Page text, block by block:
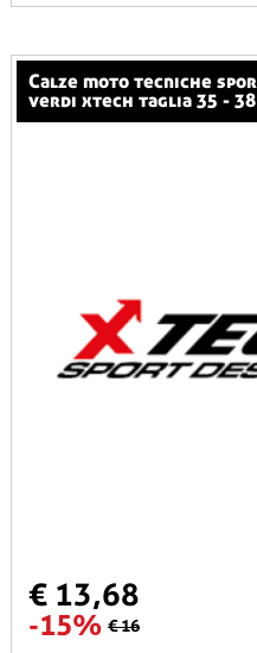
calze moto tecniche sportive invernali compression
verdi xtech taglia 35 - 38
€ 13,68
-15% € 16